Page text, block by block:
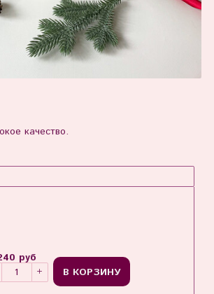
качество.
руб
В КОРЗИНУ